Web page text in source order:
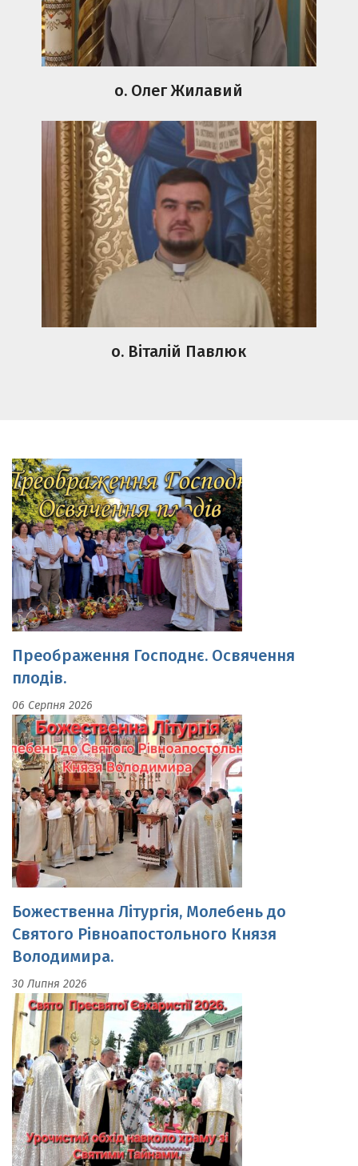
о. Олег Жилавий
Преображення Господнє. Освячення
06 Серпня 2026
Божественна Літургія, Молебень до
Володимира.
Свято Пресвятої Євхаристії.Урочистий